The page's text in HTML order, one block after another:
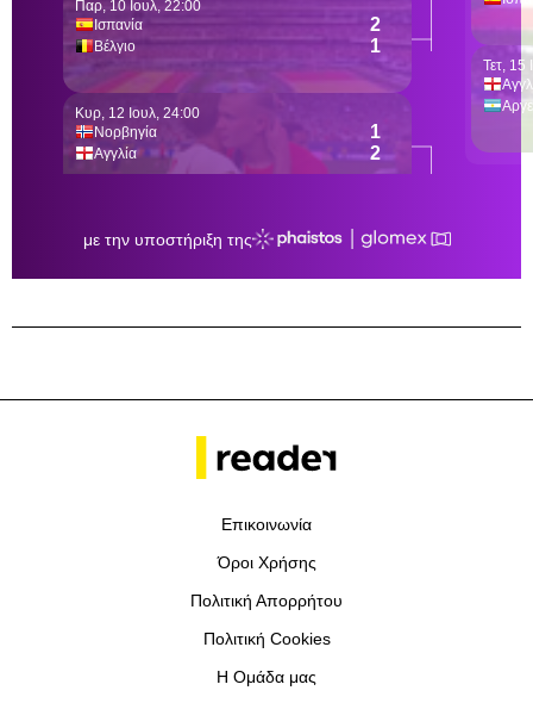
Επικοινωνία
Όροι Χρήσης
Πολιτική Απορρήτου
Πολιτική Cookies
Η Ομάδα μας